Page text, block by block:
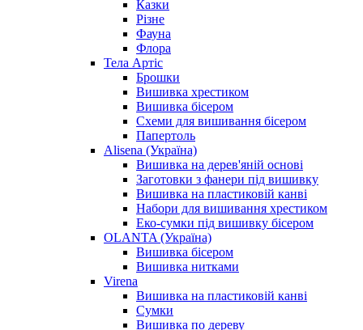
Казки
Різне
Фауна
Флора
Тела Артіс
Брошки
Вишивка хрестиком
Вишивка бісером
Схеми для вишивання бісером
Папертоль
Alisena (Україна)
Вишивка на дерев'яній основі
Заготовки з фанери під вишивку
Вишивка на пластиковій канві
Набори для вишивання хрестиком
Еко-сумки під вишивку бісером
OLANTA (Україна)
Вишивка бісером
Вишивка нитками
Virena
Вишивка на пластиковій канві
Сумки
Вишивка по дереву